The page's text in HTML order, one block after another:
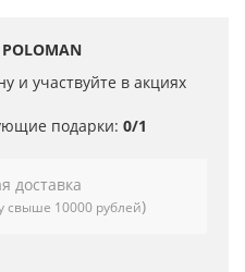
и участвуйте в акциях
подарки: 0/1
доставка
свыше 10000 рублей)